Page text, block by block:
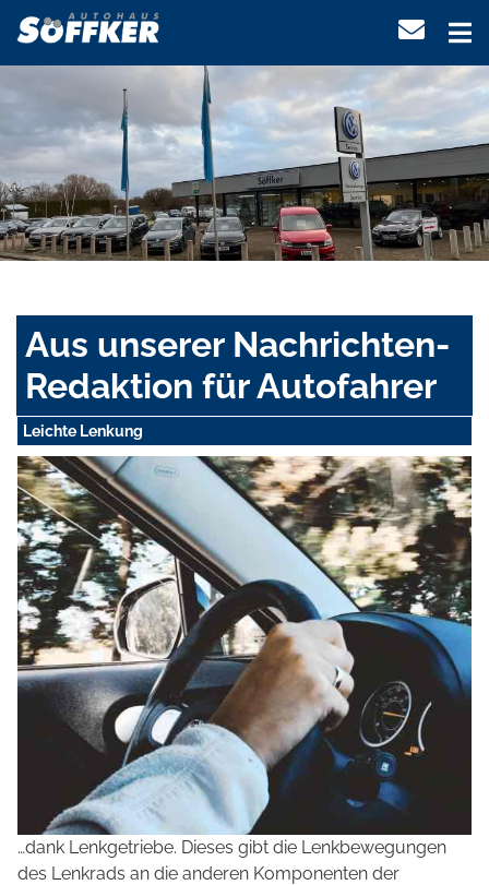
Aus unserer Nachrichten-
Redaktion für Autofahrer
Leichte Lenkung
…dank Lenkgetriebe. Dieses gibt die Lenkbewegungen
des Lenkrads an die anderen Komponenten der